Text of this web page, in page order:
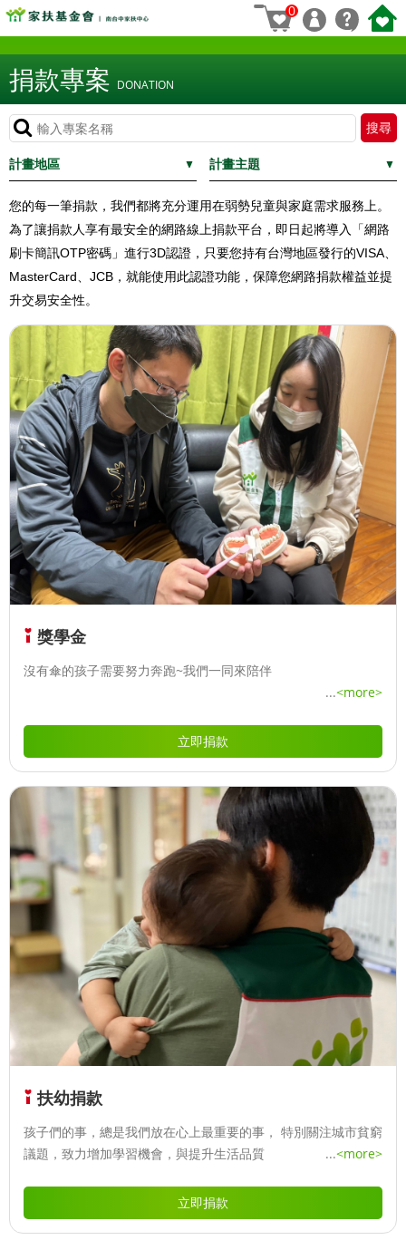
0
捐款專案 DONATION
計畫地區 計畫主題
您的每一筆捐款，我們都將充分運用在弱勢兒童與家庭需求服務上。
為了讓捐款人享有最安全的網路線上捐款平台，即日起將導入「網路
刷卡簡訊OTP密碼」進行3D認證，只要您持有台灣地區發行的VISA、
MasterCard、JCB，就能使用此認證功能，保障您網路捐款權益並提
升交易安全性。
獎學金
沒有傘的孩子需要努力奔跑~我們一同來陪伴
...<more>
立即捐款
扶幼捐款
孩子們的事，總是我們放在心上最重要的事， 特別關注城市貧窮
議題，致力增加學習機會，與提升生活品質
...<more>
立即捐款